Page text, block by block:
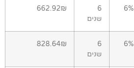
6%
6
שנים
662.92₪
6%
6
שנים
828.64₪